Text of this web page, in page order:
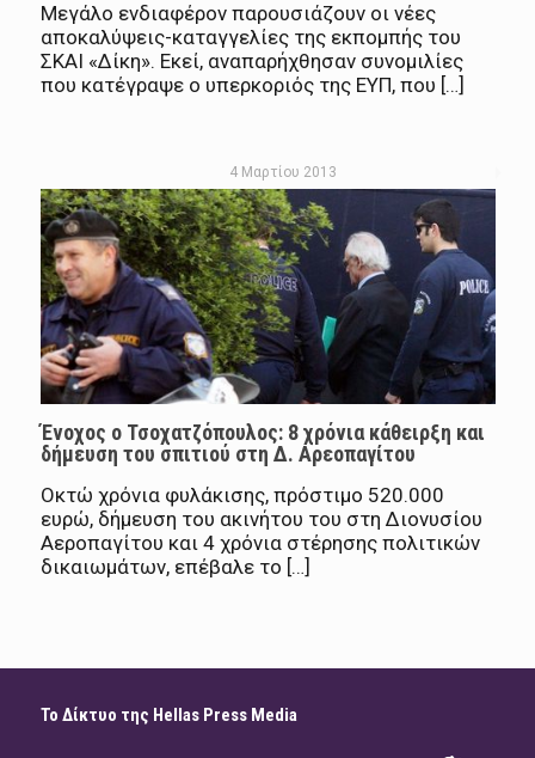
Μεγάλο ενδιαφέρον παρουσιάζουν οι νέες
αποκαλύψεις-καταγγελίες της εκπομπής του
ΣΚΑΙ «Δίκη». Εκεί, αναπαρήχθησαν συνομιλίες
που κατέγραψε ο υπερκοριός της ΕΥΠ, που […]
4 Μαρτίου 2013
Ένοχος ο Τσοχατζόπουλος: 8 χρόνια κάθειρξη και
δήμευση του σπιτιού στη Δ. Αρεοπαγίτου
Οκτώ χρόνια φυλάκισης, πρόστιμο 520.000
ευρώ, δήμευση του ακινήτου του στη Διονυσίου
Αεροπαγίτου και 4 χρόνια στέρησης πολιτικών
δικαιωμάτων, επέβαλε το […]
Το Δίκτυο της Hellas Press Media